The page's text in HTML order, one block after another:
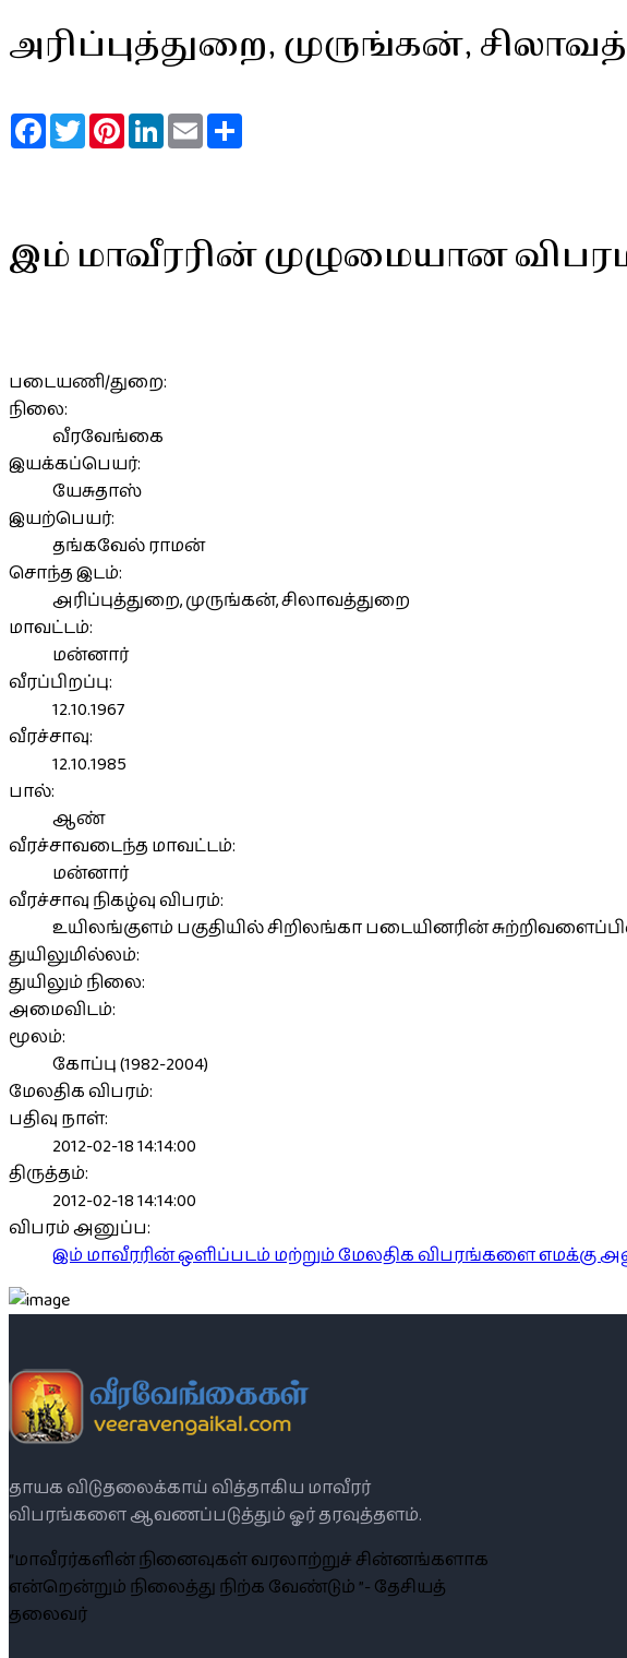
அரிப்புத்துறை, முருங்கன்,
FacebookTwitterPinterestLinkedInEmail
இம் மாவீரரின் முழுமையான
படையணி/துறை:
நிலை:
வீரவேங்கை
இயக்கப்பெயர்:
யேசுதாஸ்
இயற்பெயர்:
தங்கவேல் ராமன்
சொந்த இடம்:
அரிப்புத்துறை, முருங்கன், சிலாவத்துறை
மாவட்டம்:
மன்னார்
வீரப்பிறப்பு:
12.10.1967
வீரச்சாவு:
12.10.1985
பால்:
ஆண்
வீரச்சாவடைந்த மாவட்டம்:
மன்னார்
வீரச்சாவு நிகழ்வு விபரம்:
உயிலங்குளம் பகுதியில் சிறிலங்கா படையினரின்
துயிலுமில்லம்:
துயிலும் நிலை:
அமைவிடம்:
மூலம்:
கோப்பு (1982-2004)
மேலதிக விபரம்:
பதிவு நாள்:
2012-02-18 14:14:00
திருத்தம்:
2012-02-18 14:14:00
விபரம் அனுப்ப:
இம் மாவீரரின் ஒளிப்படம் மற்றும் மேலதிக விபரங்களை எமக்கு
தாயக விடுதலைக்காய் வித்தாகிய மாவீரர்
விபரங்களை ஆவணப்படுத்தும் ஓர் தரவுத்தளம்.
“மாவீரர்களின் நினைவுகள் வரலாற்றுச் சின்னங்களாக
என்றென்றும் நிலைத்து நிற்க வேண்டும் ”- தேசியத்
தலைவர்